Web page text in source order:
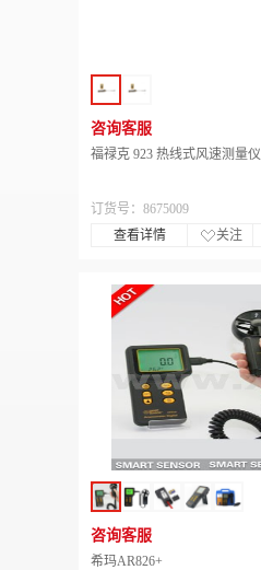
咨询客服
福禄克 923 热线式风速测量仪
订货号：8675009
查看详情
关注
咨询客服
希玛AR826+